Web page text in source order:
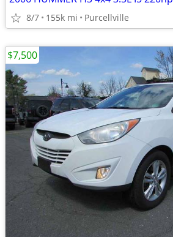
8/7 155k mi Purcellville
$7,500